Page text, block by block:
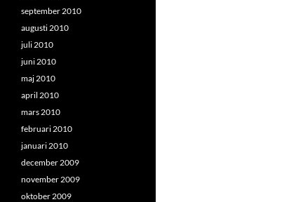
september 2010
augusti 2010
juli 2010
juni 2010
maj 2010
april 2010
mars 2010
februari 2010
januari 2010
december 2009
november 2009
oktober 2009